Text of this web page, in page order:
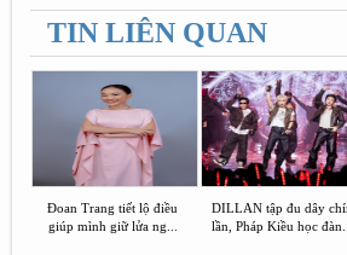
TIN LIÊN QUAN
Đoan Trang tiết lộ điều
giúp mình giữ lửa ng...
DILLAN tập đu dây
lần, Pháp Kiều học đàn...